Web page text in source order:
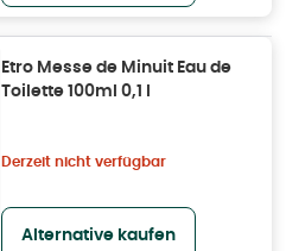
Etro Messe de Minuit Eau de
Toilette 100ml 0,1 l
Derzeit nicht verfügbar
Alternative kaufen